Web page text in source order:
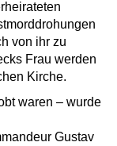
von ihr zu
Frau werden
Kirche.
waren – wurde
Gustav